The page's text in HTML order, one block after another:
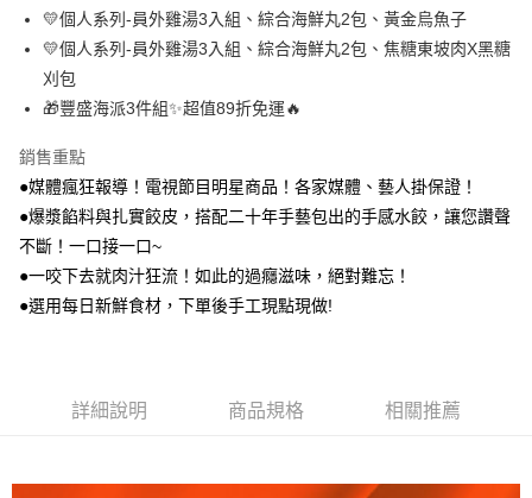
Google Pay
貨到付款
運送方式
本島冷凍／宅配有運費
每筆NT$200，滿NT$1,188(含以上)免運費
本島冷凍／宅配免運費
外島冷凍／宅配有運費
每筆NT$230，滿NT$1,188(含以上)免運費
💛個人系列-員外雞湯3入組、綜合海鮮丸2包、黃金烏魚子
💛個人系列-員外雞湯3入組、綜合海鮮丸2包、焦糖東坡肉X黑糖
刈包
🎁豐盛海派3件組✨超值89折免運🔥
銷售重點
●媒體瘋狂報導！電視節目明星商品！各家媒體、藝人掛保證！
●爆漿餡料與扎實餃皮，搭配二十年手藝包出的手感水餃，讓您讚聲
不斷！一口接一口~
●一咬下去就肉汁狂流！如此的過癮滋味，絕對難忘！
●選用每日新鮮食材，下單後手工現點現做!
詳細說明 商品規格 相關推薦